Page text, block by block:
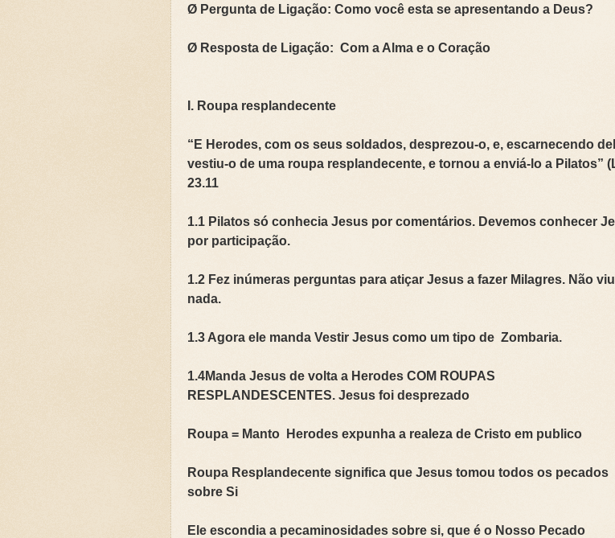
Ø Pergunta de Ligação: Como você esta se apresentando a Deus?
Ø Resposta de Ligação: Com a Alma e o Coração
I. Roupa resplandecente
“E Herodes, com os seus soldados, desprezou-o, e, escarnecendo
vestiu-o de uma roupa resplandecente, e tornou a enviá-lo a Pilatos”
23.11
1.1 Pilatos só conhecia Jesus por comentários. Devemos conhecer
por participação.
1.2 Fez inúmeras perguntas para atiçar Jesus a fazer Milagres. Não viu
nada.
1.3 Agora ele manda Vestir Jesus como um tipo de Zombaria.
1.4Manda Jesus de volta a Herodes COM ROUPAS
RESPLANDESCENTES. Jesus foi desprezado
Roupa = Manto Herodes expunha a realeza de Cristo em publico
Roupa Resplandecente significa que Jesus tomou todos os pecados
sobre Si
Ele escondia a pecaminosidades sobre si, que é o Nosso Pecado